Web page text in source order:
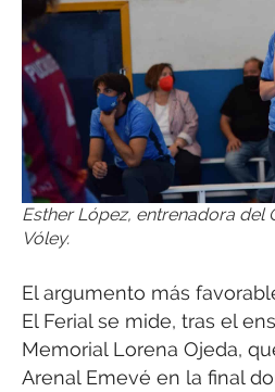
Esther López, entrenadora del
Vóley.
El argumento más
El Ferial se mide, tras el
Memorial Lorena Ojeda,
Arenal Emevé en la final